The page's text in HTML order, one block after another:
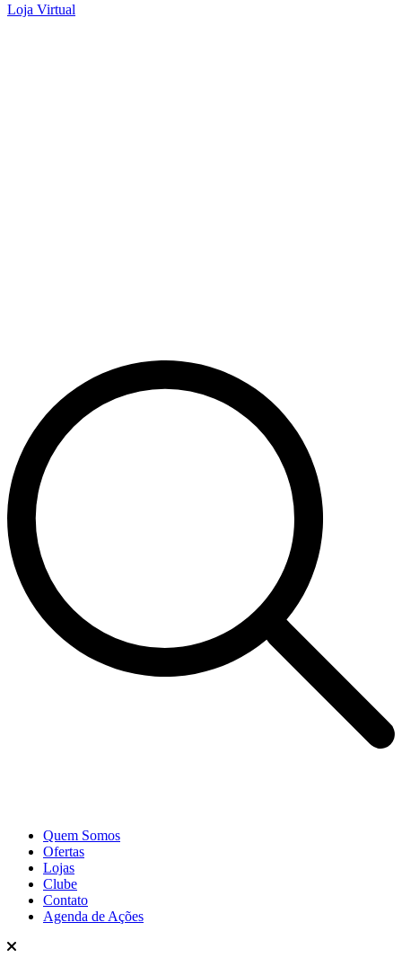
Loja Virtual
Quem Somos
Ofertas
Lojas
Clube
Contato
Agenda de Ações